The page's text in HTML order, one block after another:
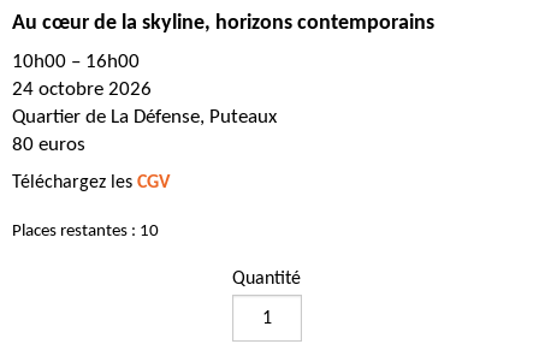
Au cœur de la skyline, horizons contemporains
10h00 – 16h00
24 octobre 2026
Quartier de La Défense, Puteaux
80 euros
Téléchargez les CGV
Places restantes : 10
Quantité
quantité
de